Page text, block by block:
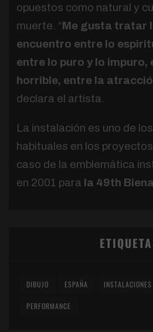
opuestos como natural y
muerte. “Me gusta tratar
encuentro entre lo
entre lo puro y lo impuro,
horrible, entre la
declara el artista.
La instalación es uno de
habituales en los
caso de la emblemática
en 2001 para la 49th
DIBUJO ESPAÑA INSTALACIONES
PERFORMANCE